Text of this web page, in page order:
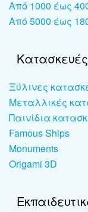
Από 1000 έως
Από 5000 έως
Κατασκευές
Ξύλινες
Μεταλλικές
Παινίδια
Famous Ships
Monuments
Origami 3D